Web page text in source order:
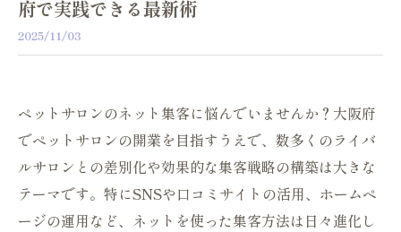
府で実践できる最新術
2025/11/03
ペットサロンのネット集客に悩んでいませんか？大阪府
でペットサロンの開業を目指すうえで、数多くのライバ
ルサロンとの差別化や効果的な集客戦略の構築は大きな
テーマです。特にSNSや口コミサイトの活用、ホームペ
ージの運用など、ネットを使った集客方法は日々進化し